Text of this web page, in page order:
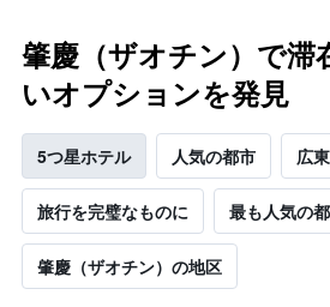
つ
っ
今
週
末
の
客
室
の
肇慶（ザオチン）で滞
いオプションを発見
5つ星ホテル 人気の都市 広
旅行を完璧なものに 最も人気の
肇慶（ザオチン）の地区